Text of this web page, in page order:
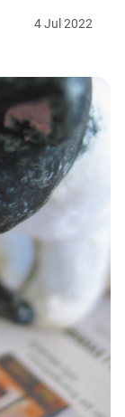
4Jul 2022